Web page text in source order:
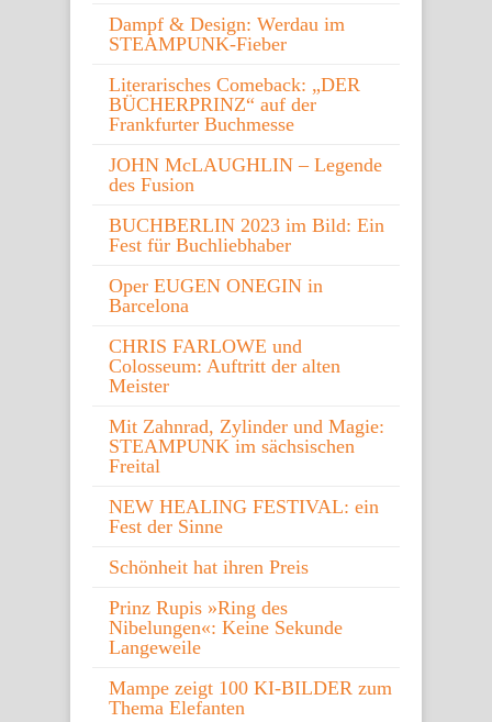
Dampf & Design: Werdau im
STEAMPUNK-Fieber
Literarisches Comeback: „DER
BÜCHERPRINZ“ auf der
Frankfurter Buchmesse
JOHN McLAUGHLIN – Legende
des Fusion
BUCHBERLIN 2023 im Bild: Ein
Fest für Buchliebhaber
Oper EUGEN ONEGIN in
Barcelona
CHRIS FARLOWE und
Colosseum: Auftritt der alten
Meister
Mit Zahnrad, Zylinder und Magie:
STEAMPUNK im sächsischen
Freital
NEW HEALING FESTIVAL: ein
Fest der Sinne
Schönheit hat ihren Preis
Prinz Rupis »Ring des
Nibelungen«: Keine Sekunde
Langeweile
Mampe zeigt 100 KI-BILDER zum
Thema Elefanten